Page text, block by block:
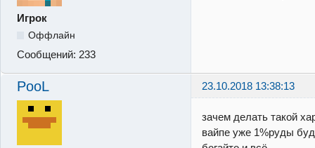
Игрок
Оффлайн
Сообщений: 233
PooL 23.10.2018 13:38:13
зачем делать такой
вайпе уже 1%руды